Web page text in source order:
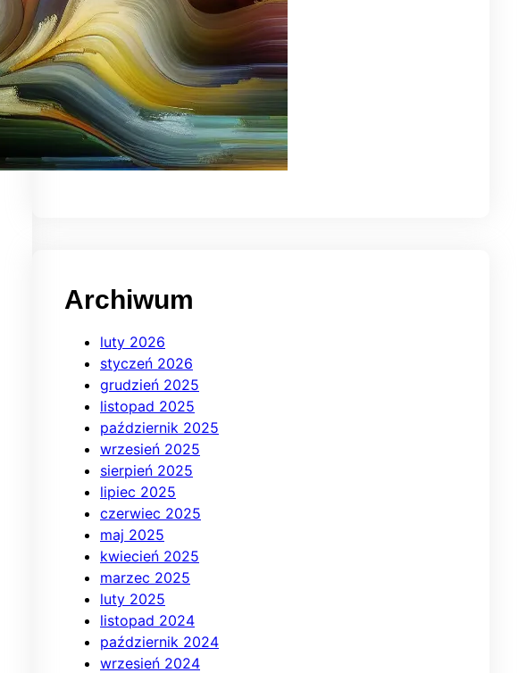
muzyczny
(13)
puzzle(4)
Recenzje Gier
Rock, Jazz, Elektronika(10)
Rytmiczne przygody(4)
surrealistyczne(7)
uliczne(4)
Zabawki dźwięku(9)
Archiwum
luty 2026
styczeń 2026
grudzień 2025
listopad 2025
październik 2025
wrzesień 2025
sierpień 2025
lipiec 2025
czerwiec 2025
maj 2025
kwiecień 2025
marzec 2025
luty 2025
listopad 2024
październik 2024
wrzesień 2024